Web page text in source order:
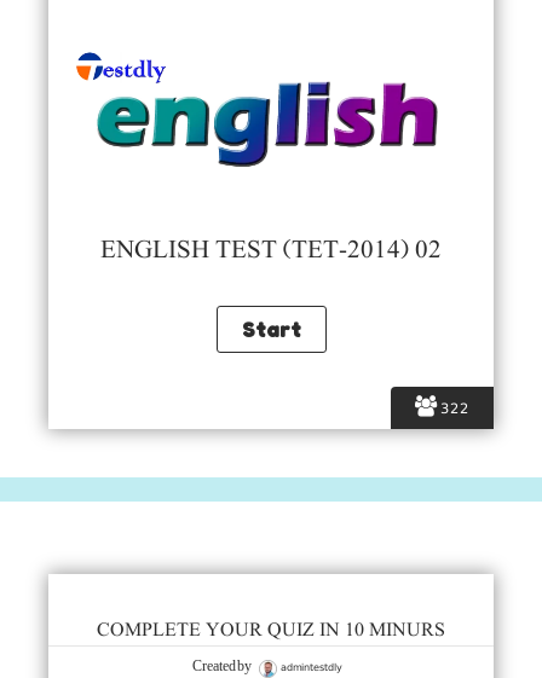
322
ENGLISH TEST (TET-2014) 02
COMPLETE YOUR QUIZ IN 10 MINURS
Created by admintestdly